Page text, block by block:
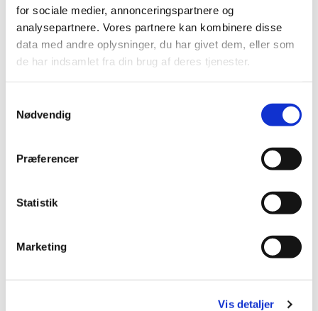
for sociale medier, annonceringspartnere og
analysepartnere. Vores partnere kan kombinere disse
data med andre oplysninger, du har givet dem, eller som
de har indsamlet fra din brug af deres tjenester.
Nødvendig
Præferencer
Statistik
Marketing
Vis detaljer
Før generalforsamlingen vil vi få et oplæg om hvordan FCR
står rustet til den kommende sæson. Hvem oplægsholderen
bliver, har FCR endnu ikke meddelt os.
Generalforsamlingen begynder ca. 18:45
Hakkebøf m/bløde løg, asp. kartofler +sauce/rødbeder
Sanne Odgaard på tlf. 51225616
Senest mandag den 24. marts 2014